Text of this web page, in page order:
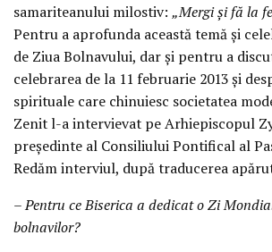
samariteanului milostiv: „Mergi şi fă la
Pentru a aprofunda această temă şi
de Ziua Bolnavului, dar şi pentru a
celebrarea de la 11 februarie 2013 şi
spirituale care chinuiesc societatea
Zenit l-a intervievat pe Arhiepiscopul
preşedinte al Consiliului Pontifical al
Redăm interviul, după traducerea
– Pentru ce Biserica a dedicat o Zi
bolnavilor?